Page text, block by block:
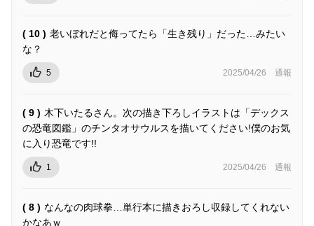
( 10 ) 老いぼれだと侮ってたら「生き残り」だった…みたい
な？
5 2025/04/26 通報
( 9 ) 木下いたるさん。次の描き下ろしイラストは「デックス
の恐竜図鑑」のチンタオサウルスを描いてください!僕のお気
に入り恐竜です!!
1 2025/04/26 通報
( 8 ) なんなの肉球拳…単行本に描きおろし収録してくれない
かなあｗ